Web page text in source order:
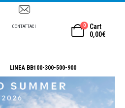
CONTATTACI 0
Cart
0,00€
LINEA BB100-300-500-900